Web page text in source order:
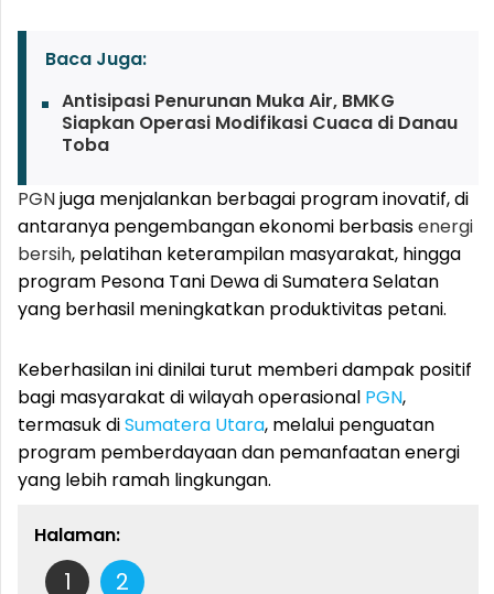
Baca Juga:
Antisipasi Penurunan Muka Air, BMKG
Siapkan Operasi Modifikasi Cuaca di Danau
Toba
PGNjuga menjalankan berbagai program inovatif, di
antaranya pengembangan ekonomi berbasisenergi
bersih, pelatihan keterampilan masyarakat, hingga
program Pesona Tani Dewa di Sumatera Selatan
yang berhasil meningkatkan produktivitas petani.
Keberhasilan ini dinilai turut memberi dampak positif
bagi masyarakat di wilayah operasional PGN,
termasuk diSumatera Utara, melalui penguatan
program pemberdayaan dan pemanfaatan energi
yang lebih ramah lingkungan.
Halaman:
1 2